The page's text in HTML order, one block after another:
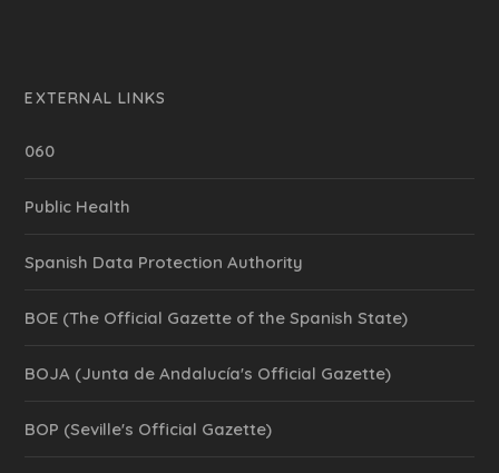
EXTERNAL LINKS
060
Public Health
Spanish Data Protection Authority
BOE (The Official Gazette of the Spanish State)
BOJA (Junta de Andalucía's Official Gazette)
BOP (Seville's Official Gazette)